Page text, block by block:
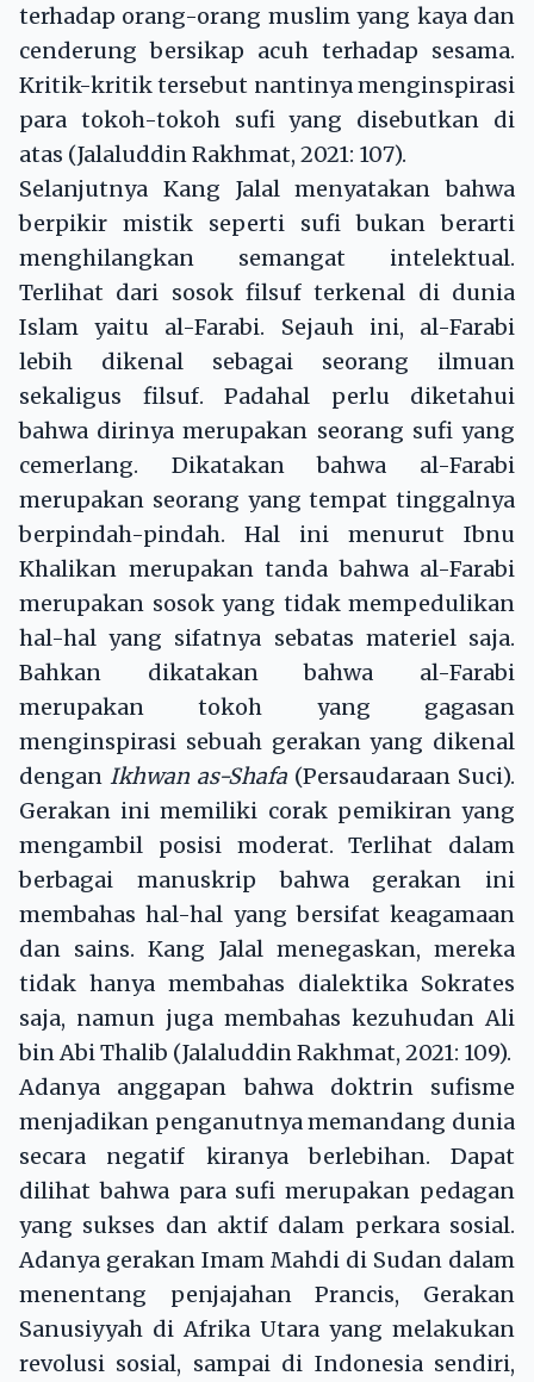
terhadap orang-orang muslim yang kaya dan
cenderung bersikap acuh terhadap sesama.
Kritik-kritik tersebut nantinya menginspirasi
para tokoh-tokoh sufi yang disebutkan di
atas (Jalaluddin Rakhmat, 2021: 107).
Selanjutnya Kang Jalal menyatakan bahwa
berpikir mistik seperti sufi bukan berarti
menghilangkan semangat intelektual.
Terlihat dari sosok filsuf terkenal di dunia
Islam yaitu al-Farabi. Sejauh ini, al-Farabi
lebih dikenal sebagai seorang ilmuan
sekaligus filsuf. Padahal perlu diketahui
bahwa dirinya merupakan seorang sufi yang
cemerlang. Dikatakan bahwa al-Farabi
merupakan seorang yang tempat tinggalnya
berpindah-pindah. Hal ini menurut Ibnu
Khalikan merupakan tanda bahwa al-Farabi
merupakan sosok yang tidak mempedulikan
hal-hal yang sifatnya sebatas materiel saja.
Bahkan dikatakan bahwa al-Farabi
merupakan tokoh yang gagasan
menginspirasi sebuah gerakan yang dikenal
dengan Ikhwan as-Shafa (Persaudaraan Suci).
Gerakan ini memiliki corak pemikiran yang
mengambil posisi moderat. Terlihat dalam
berbagai manuskrip bahwa gerakan ini
membahas hal-hal yang bersifat keagamaan
dan sains. Kang Jalal menegaskan, mereka
tidak hanya membahas dialektika Sokrates
saja, namun juga membahas kezuhudan Ali
bin Abi Thalib (Jalaluddin Rakhmat, 2021: 109).
Adanya anggapan bahwa doktrin sufisme
menjadikan penganutnya memandang dunia
secara negatif kiranya berlebihan. Dapat
dilihat bahwa para sufi merupakan pedagan
yang sukses dan aktif dalam perkara sosial.
Adanya gerakan Imam Mahdi di Sudan dalam
menentang penjajahan Prancis, Gerakan
Sanusiyyah di Afrika Utara yang melakukan
revolusi sosial, sampai di Indonesia sendiri,